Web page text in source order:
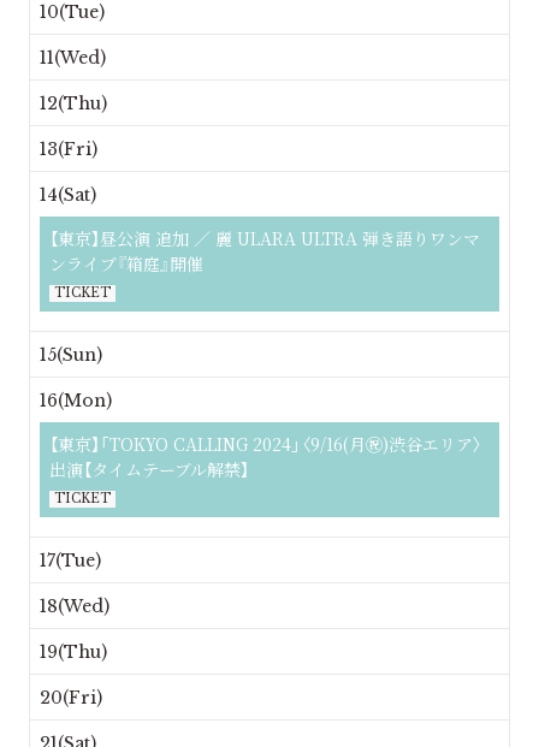
10(Tue)
11(Wed)
12(Thu)
13(Fri)
14(Sat)
【東京】昼公演 追加 ／ 麗 ULARA ULTRA 弾き語りワンマ
ンライブ『箱庭』開催
TICKET
15(Sun)
16(Mon)
【東京】「TOKYO CALLING 2024」〈9/16(月㊗)渋谷エリア〉
出演【タイムテーブル解禁】
TICKET
17(Tue)
18(Wed)
19(Thu)
20(Fri)